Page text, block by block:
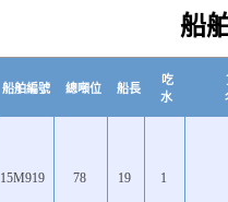
船
船舶編號 總噸位 船長
吃
水
15M919 78 19 1